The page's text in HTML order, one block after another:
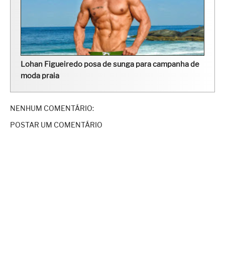
Lohan Figueiredo posa de sunga para campanha de
moda praia
NENHUM COMENTÁRIO:
POSTAR UM COMENTÁRIO